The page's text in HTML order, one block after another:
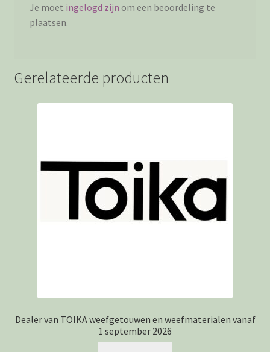
Je moet ingelogd zijn om een beoordeling te
plaatsen.
Gerelateerde producten
Dealer van TOIKA weefgetouwen en weefmaterialen vanaf
1 september 2026